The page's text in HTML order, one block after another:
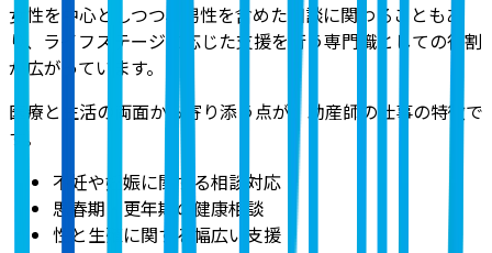
女性を中心としつつ、男性を含めた相談に関わることもあ
り、ライフステージに応じた支援を行う専門職としての役割
が広がっています。
医療と生活の両面から寄り添う点が、助産師の仕事の特徴で
す。
不妊や妊娠に関する相談対応
思春期・更年期の健康相談
性と生殖に関する幅広い支援